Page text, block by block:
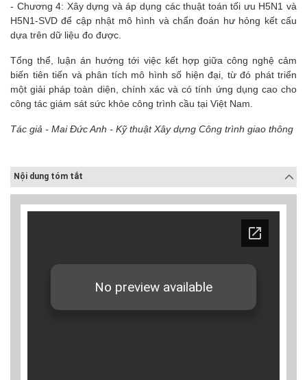
- Chương 4: Xây dựng và áp dụng các thuật toán tối ưu H5N1 và
H5N1-SVD để cập nhật mô hình và chẩn đoán hư hỏng kết cấu
dựa trên dữ liệu đo được.
Tổng thể, luận án hướng tới việc kết hợp giữa công nghệ cảm
biến tiên tiến và phân tích mô hình số hiện đại, từ đó phát triển
một giải pháp toàn diện, chính xác và có tính ứng dụng cao cho
công tác giám sát sức khỏe công trình cầu tại Việt Nam.
Tác giả - Mai Đức Anh - Kỹ thuật Xây dựng Công trình giao thông
Nội dung tóm tắt